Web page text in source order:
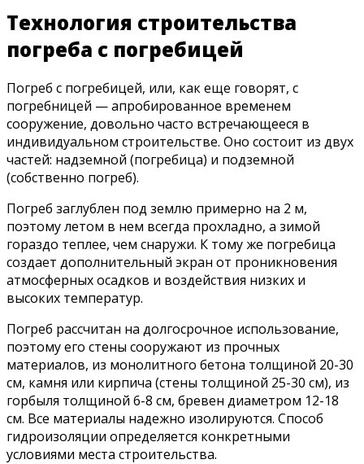
Технология строительства
погреба с погребицей
Погреб с погребицей, или, как еще говорят, с
погребницей — апробированное временем
сооружение, довольно часто встречающееся в
индивидуальном строительстве. Оно состоит из двух
частей: надземной (погребица) и подземной
(собственно погреб).
Погреб заглублен под землю примерно на 2 м,
поэтому летом в нем всегда прохладно, а зимой
гораздо теплее, чем снаружи. К тому же погребица
создает дополнительный экран от проникновения
атмосферных осадков и воздействия низких и
высоких температур.
Погреб рассчитан на долгосрочное использование,
поэтому его стены сооружают из прочных
материалов, из монолитного бетона толщиной 20-30
см, камня или кирпича (стены толщиной 25-30 см), из
горбыля толщиной 6-8 см, бревен диаметром 12-18
см. Все материалы надежно изолируются. Способ
гидроизоляции определяется конкретными
условиями места строительства.